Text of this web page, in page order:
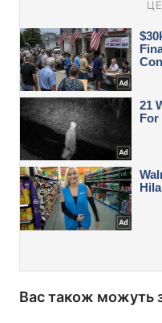
Вас також можуть